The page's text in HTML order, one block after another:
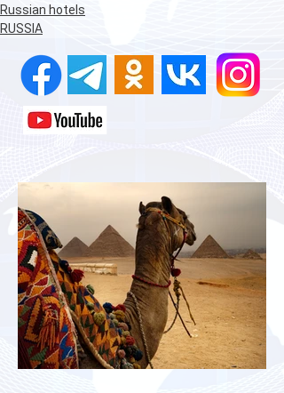
Russian hotels
RUSSIA